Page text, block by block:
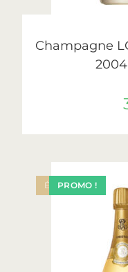
Champagne
ÉPUISÉ
PROMO !